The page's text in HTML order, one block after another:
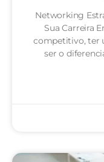
Networking
Sua Carreira
competitivo, ter
ser o